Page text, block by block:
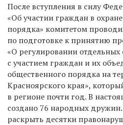
После вступления в силу
«Об участии граждан в
порядка» комитетом
по подготовке к принятию
«О регулировании
с участием граждан и их
общественного порядка на
Красноярского края»,
в регионе почти год. В
создано 76 народных
раскрыть десятки